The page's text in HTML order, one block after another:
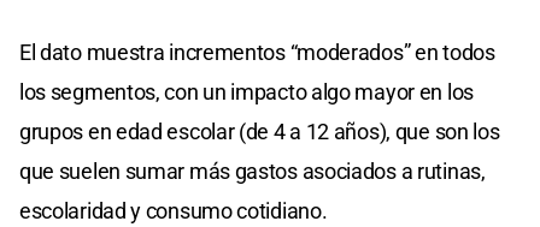
El dato muestra incrementos “moderados” en todos
los segmentos, con un impacto algo mayor en los
grupos en edad escolar (de 4 a 12 años), que son los
que suelen sumar más gastos asociados a rutinas,
escolaridad y consumo cotidiano.